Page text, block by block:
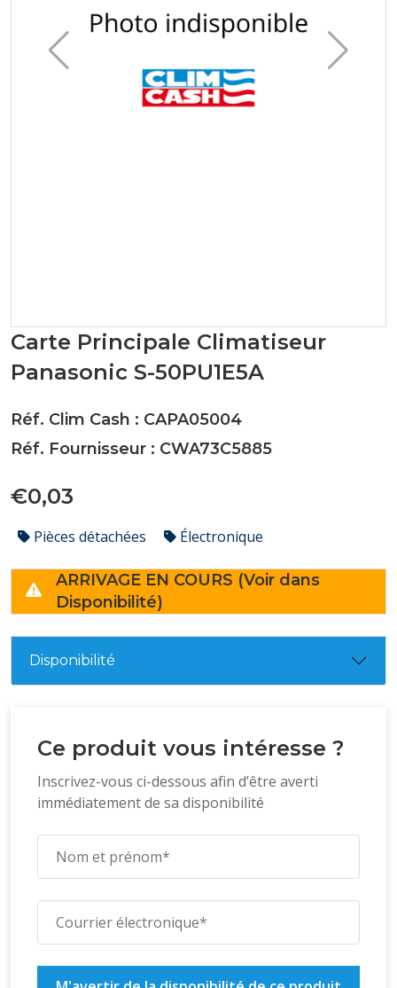
Carte Principale Climatiseur
Panasonic S-50PU1E5A
Réf. Clim Cash : CAPA05004
Réf. Fournisseur : CWA73C5885
€0,03
Pièces détachées Électronique
ARRIVAGE EN COURS (Voir dans
Disponibilité)
Disponibilité
Ce produit vous intéresse ?
Inscrivez-vous ci-dessous afin d’être averti
immédiatement de sa disponibilité